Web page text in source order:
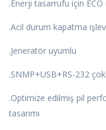
.Enerji tasarrufu için ECO
.Acil durum kapatma
.Jeneratör uyumlu
.SNMP+USB+RS-232
.Optimize edilmiş pil
tasarımı